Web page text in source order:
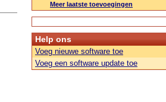
Meer laatste toevoegingen
Help ons
Voeg nieuwe software toe
Voeg een software update toe